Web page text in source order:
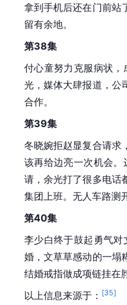
拿到手机后还在门前站
留有余地。
第38集
付心童努力克服病状
光，媒体大肆报道，公
合作。
第39集
冬晓婉拒赵显复合请求
该再给边亮一次机会
请，余光打了很多电话
集团上班。无人车路测
第40集
李少白终于鼓起勇气
婚，文草草感动的一塌
结婚戒指做成项链挂在
以上信息来源于： [35]